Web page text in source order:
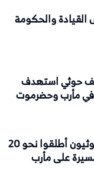
والحكومة
في قصف حوثي استهدف
مأرب وحضرموت
مقتل وإصابة 16 مدنيا.. الحوثيون أطلقوا نحو 20